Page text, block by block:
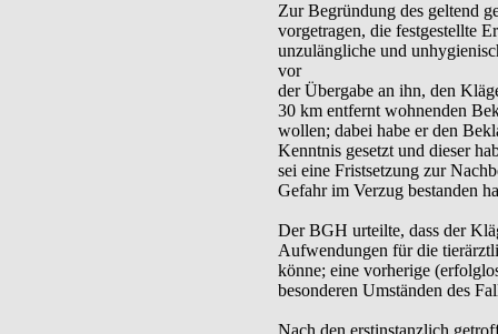
Zur Begründung des geltend
vorgetragen, die festgestellte
unzulängliche und
vor
der Übergabe an ihn, den
30 km entfernt wohnenden
wollen; dabei habe er den
Kenntnis gesetzt und dieser
sei eine Fristsetzung zur
Gefahr im Verzug bestanden
Der BGH urteilte, dass der
Aufwendungen für die
könne; eine vorherige
besonderen Umständen des
Nach den erstinstanzlich